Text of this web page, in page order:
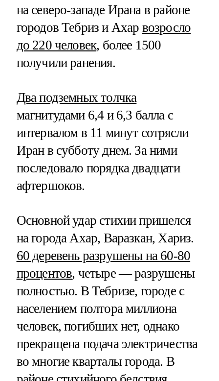
на северо-западе Ирана в районе
городов Тебриз и Ахар возросло
до 220 человек, более 1500
получили ранения.
Два подземных толчка
магнитудами 6,4 и 6,3 балла с
интервалом в 11 минут сотрясли
Иран в субботу днем. За ними
последовало порядка двадцати
афтершоков.
Основной удар стихии пришелся
на города Ахар, Варазкан, Хариз.
60 деревень разрушены на 60-80
процентов, четыре — разрушены
полностью. В Тебризе, городе с
населением полтора миллиона
человек, погибших нет, однако
прекращена подача электричества
во многие кварталы города. В